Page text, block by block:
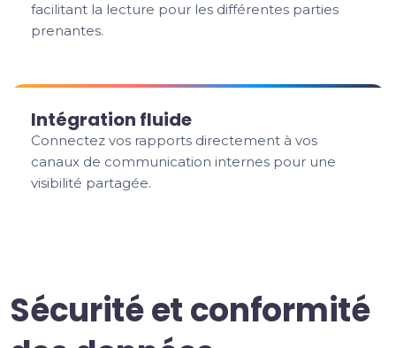
facilitant la lecture pour les différentes parties
prenantes.
Intégration fluide
Connectez vos rapports directement à vos
canaux de communication internes pour une
visibilité partagée.
Sécurité et conformité